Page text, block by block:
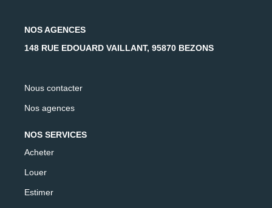
NOS AGENCES
148 RUE EDOUARD VAILLANT, 95870 BEZONS
Nous contacter
Nos agences
NOS SERVICES
Acheter
Louer
Estimer